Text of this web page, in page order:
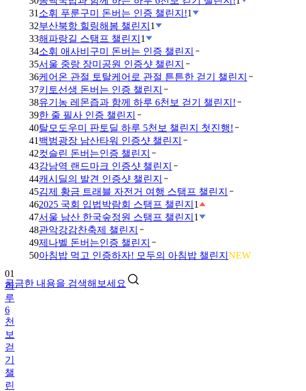
31 소휘 푸룬구미 돈버는 인증 챌린지!1
32부산북항 힐링해봄 챌린지 1
33해파랑길 스탬프 챌린지 1
34소휘 애사비구미 돈버는 인증 챌린지
35서울 중랑 장미공원 인증샷 챌린지
36케어온 관절 토탈케어로 관절 튼튼한 걷기 챌린지
37키토선생 돈버는 인증 챌린지
38유기농 레몬즙과 함께 하루 6천보 걷기 챌린지!
39한 줄 필사 인증 챌린지
40탈모도우미 판토딜 하루 5천보 챌린지 첫진행!
41 백범광장 남산타워 인증샷 챌린지
42컷슬린 돈버는인증 챌린지
43강남역 랜드마크 인증샷 챌린지
44캐시딜의 발견 인증샷 챌린지
45김제 황금 트래블 자전거 여행 스탬프 챌린지
462025 국회 입법박람회 스탬프 챌린지 1
47서울 남산 한국숲정원 스탬프 챌린지 1
48관악강감찬축제 챌린지
49제나벨 돈버는인증 챌린지
50아침밥 먹고 인증하자! 모두의 아침밥 챌린지 NEW
궁금한 내용을 검색해보세요
루
6
천
보
걷
기
챌
린
지